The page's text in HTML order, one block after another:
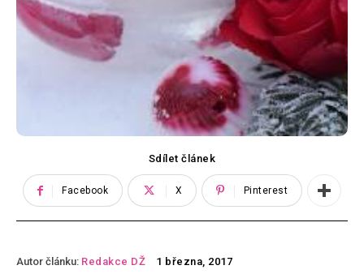
Sdílet článek
Facebook X Pinterest
Autor článku: Redakce DŽ 1 března, 2017